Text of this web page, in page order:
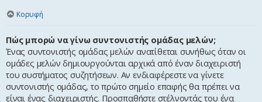
Κορυφή
Πώς μπορώ να γίνω συντονιστής ομάδας μελών;
Ένας συντονιστής ομάδας μελών ανατίθεται συνήθως όταν οι
ομάδες μελών δημιουργούνται αρχικά από έναν διαχειριστή
του συστήματος συζητήσεων. Αν ενδιαφέρεστε να γίνετε
συντονιστής ομάδας, το πρώτο σημείο επαφής θα πρέπει να
είναι ένας διαχειριστής. Προσπαθήστε στέλνοντάς του ένα